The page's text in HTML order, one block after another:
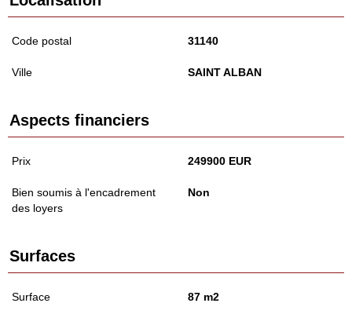
Code postal 31140
Ville SAINT ALBAN
Aspects financiers
Prix 249900 EUR
Bien soumis à l'encadrement
des loyers
Non
Surfaces
Surface 87 m2